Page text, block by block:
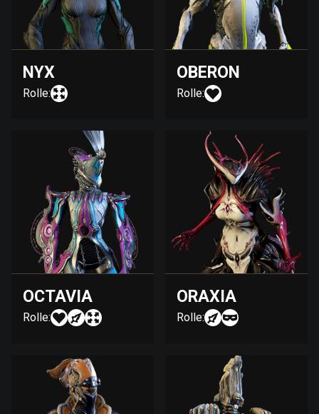
NYX
Rolle:
OBERON
Rolle:
OCTAVIA
Rolle:
ORAXIA
Rolle: